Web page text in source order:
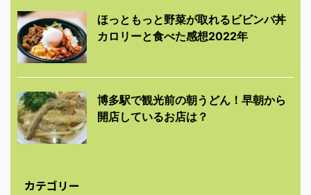
ほっともっと野菜が取れるビビンバ丼
カロリーと食べた感想2022年
博多駅で観光前の朝うどん！早朝から
開店しているお店は？
カテゴリー